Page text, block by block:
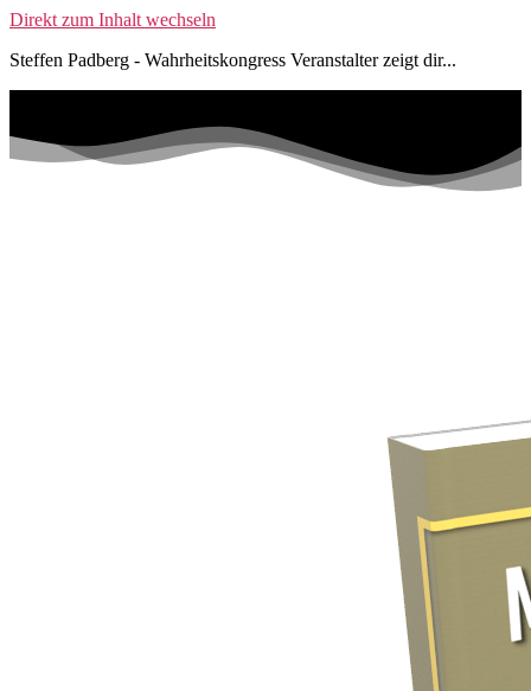
Direkt zum Inhalt wechseln
Steffen Padberg - Wahrheitskongress Veranstalter zeigt dir...